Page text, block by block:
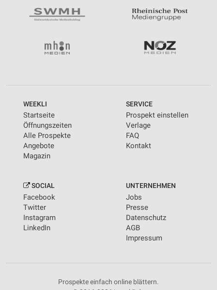
WEEKLI
Startseite
Öffnungszeiten
Alle Prospekte
Angebote
Magazin
SERVICE
Prospekt einstellen
Verlage
FAQ
Kontakt
SOCIAL
Facebook
Twitter
Instagram
LinkedIn
UNTERNEHMEN
Jobs
Presse
Datenschutz
AGB
Impressum
Prospekte einfach online blättern.